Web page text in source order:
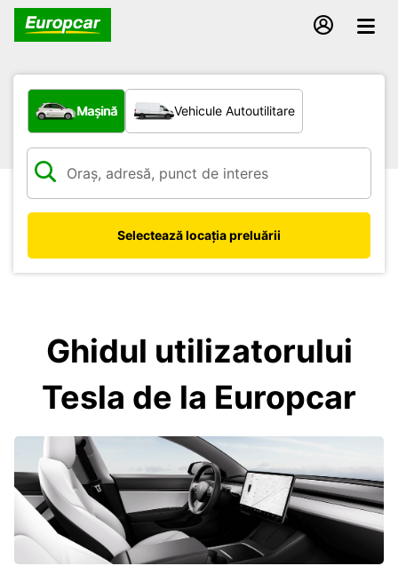
Ce tip de vehicul?
Mașină Vehicule Autoutilitare
Selectează locația preluării
Ghidul utilizatorului
Tesla de la Europcar